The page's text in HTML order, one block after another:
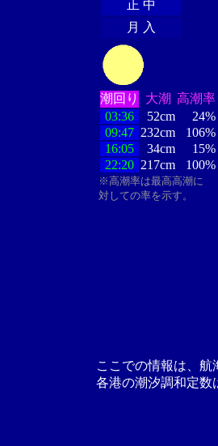
正 中
月 入
潮回り 大潮 高潮率
03:36
52cm
24%
09:47 232cm
106%
16:05
34cm
15%
22:20 217cm 100%
※高潮率は最高高潮に
対しての率を示す。
ここでの情報は、航
各港の潮汐調和定数